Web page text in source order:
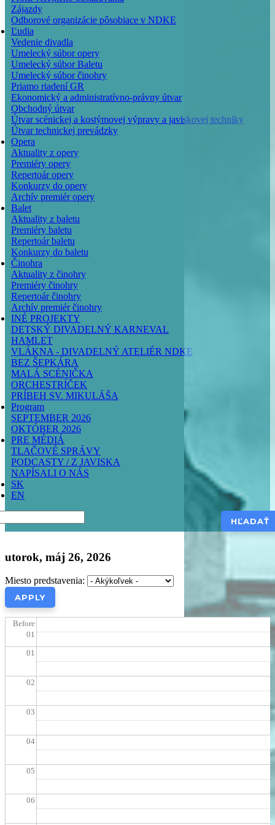
Zájazdy
Odborové organizácie pôsobiace v NDKE
Ľudia
Vedenie divadla
Umelecký súbor opery
Umelecký súbor Baletu
Umelecký súbor činohry
Priamo riadení GR
Ekonomický a administratívno-právny útvar
Obchodný útvar
Útvar scénickej a kostýmovej výpravy a javiskovej techniky
Útvar technickej prevádzky
Opera
Aktuality z opery
Premiéry opery
Repertoár opery
Konkurzy do opery
Archív premiér opery
Balet
Aktuality z baletu
Premiéry baletu
Repertoár baletu
Konkurzy do baletu
Činohra
Aktuality z činohry
Premiéry činohry
Repertoár činohry
Archív premiér činohry
INÉ PROJEKTY
DETSKÝ DIVADELNÝ KARNEVAL
HAMLET
VLÁKNA - DIVADELNÝ ATELIÉR NDKE
BEZ ŠEPKÁRA
MALÁ SCÉNIČKA
ORCHESTRÍČEK
PRÍBEH SV. MIKULÁŠA
Program
SEPTEMBER 2026
OKTÓBER 2026
PRE MÉDIÁ
TLAČOVÉ SPRÁVY
PODCASTY / Z JAVISKA
NAPÍSALI O NÁS
SK
EN
utorok, máj 26, 2026
Miesto predstavenia:
Before
01
01
02
03
04
05
06